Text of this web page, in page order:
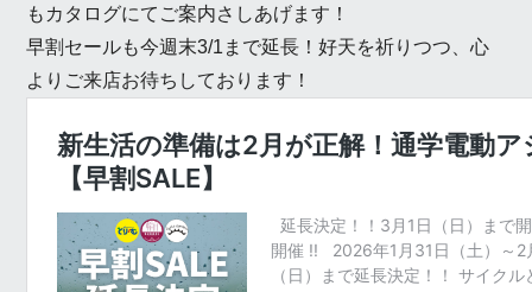
もカタログにてご案内さしあげます！
早割セールも今週末3/1まで延長！好天を祈りつつ、心
よりご来店お待ちしております！